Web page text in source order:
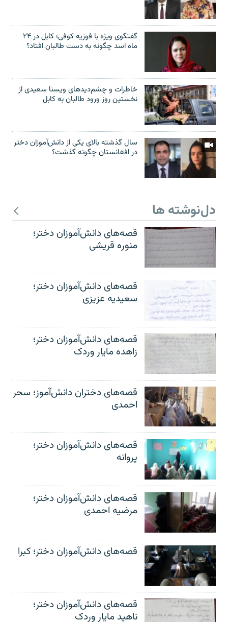
گفتگوی ویژه با فوزیه کوفی؛ کابل در ۲۴
ماه اسد چگونه به دست طالبان افتاد؟
خاطرات و چشم‌دید‌های ویسنا سعیدی از
نخستین روز ورود طالبان به کابل
سال گذشته بالای یکی از دانش‌آموزان دختر
در افغانستان چگونه گذشت؟
دل‌نوشته ها
قصه‌های دانش‌آموزان دختر؛
منوره قریشی
قصه‌های دانش‌آموزان دختر؛
سعیدیه عزیزی
قصه‌های دانش‌آموزان دختر؛
زاهده مایار وردک
قصه‌های دختران دانش‌آموز؛ سحر
احمدی
قصه‌های دانش‌آموزان دختر؛
پروانه
قصه‌های دانش‌آموزان دختر؛
مرضیه احمدی
قصه‌های دانش‌آموزان دختر؛ کبرا
قصه‌های دانش‌آموزان دختر؛
ناهید مایار وردک